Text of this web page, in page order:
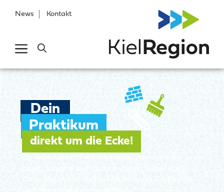
News Kontakt
Dein
Praktikum
direkt um die Ecke!